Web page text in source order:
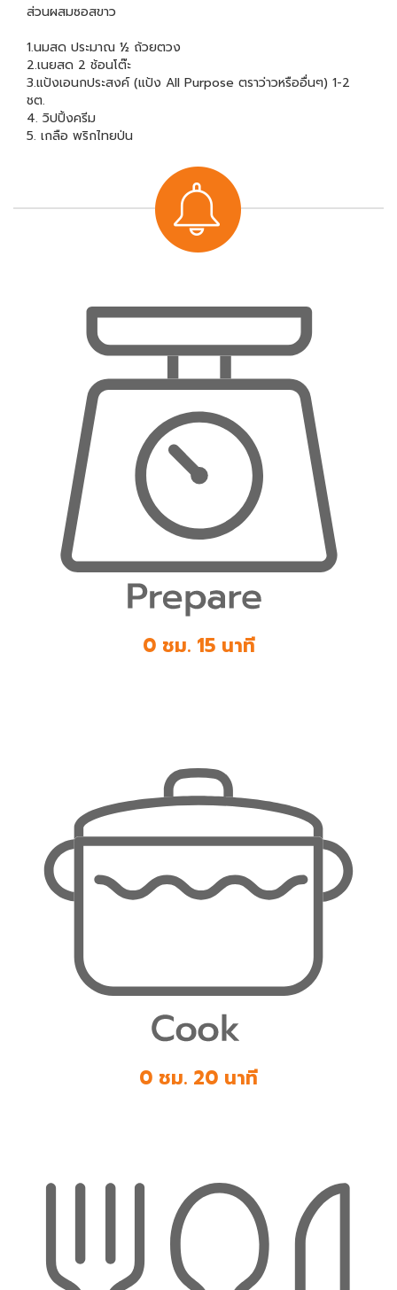
ส่วนผสมซอสขาว
1.นมสด ประมาณ ½ ถ้วยตวง
2.เนยสด 2 ช้อนโต๊ะ
3.แป้งเอนกประสงค์ (แป้ง All Purpose ตราว่าวหรืออื่นๆ) 1-2
ชต.
4. วิปปิ้งครีม
5. เกลือ พริกไทยป่น
0 ชม. 15 นาที
0 ชม. 20 นาที